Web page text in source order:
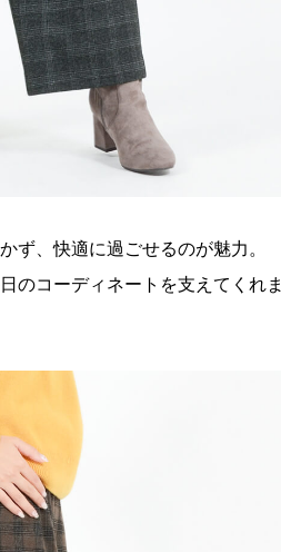
ず、快適に過ごせるのが魅力。
のコーディネートを支えてくれま